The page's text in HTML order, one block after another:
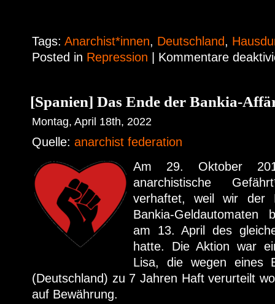
Tags: Anarchist*innen, Deutschland,
Posted in Repression Kommentare
[Spanien] Das Ende der Bankia-
Montag, April 18th, 2022
Quelle: anarchist federation
Am 29. Oktober
anarchistische
verhaftet, weil wir der
Bankia-Geldautomaten
am 13. April des
hatte. Die Aktion war
Lisa, die wegen eines
(Deutschland) zu 7 Jahren Haft verurteilt
auf Bewährung.